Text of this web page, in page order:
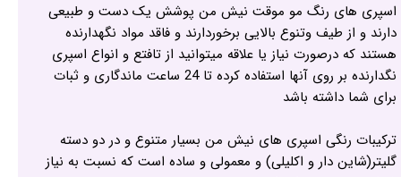
اسپری های رنگ مو موقت نیش من پوشش یک دست و طبیعی
دارند و از طیف وتنوع بالایی برخوردارند و فاقد مواد نگهدارنده
هستند که درصورت نیاز یا علاقه میتوانید از تافتع و انواع اسپری
نگدارنده بر روی آنها استفاده کرده تا 24 ساعت ماندگاری و ثبات
برای شما داشته باشد
ترکیبات رنگی اسپری های نیش من بسیار متنوع و در دو دسته
گلیتر(شاین دار و اکلیلی) و معمولی و ساده است که نسبت به نیاز